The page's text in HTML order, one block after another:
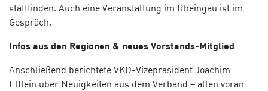
stattfinden. Auch eine Veranstaltung im Rheingau ist im
Gespräch.
Infos aus den Regionen & neues Vorstands-Mitglied
Anschließend berichtete VKD-Vizepräsident Joachim
Elflein über Neuigkeiten aus dem Verband – allen voran